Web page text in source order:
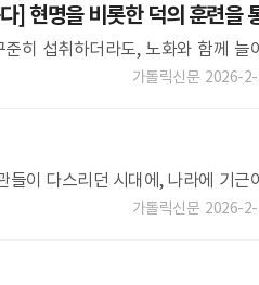
현명을 비롯한 덕의 훈련을
히 섭취하더라도, 노화와 함께 늘
람은 인터넷에서 검색하거나 지인
가톨릭신문 2026-
이 다스리던 시대에, 나라에 기근이
방에서 나그네살이를 하려고 아내
가톨릭신문 2026-